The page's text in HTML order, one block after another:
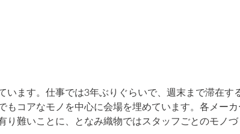
います。仕事では3年ぶりぐらいで、週末まで滞在す
もコアなモノを中心に会場を埋めています。各メー
り難いことに、となみ織物ではスタッフごとのモノ